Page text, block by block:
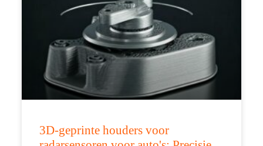
3D-geprinte houders voor